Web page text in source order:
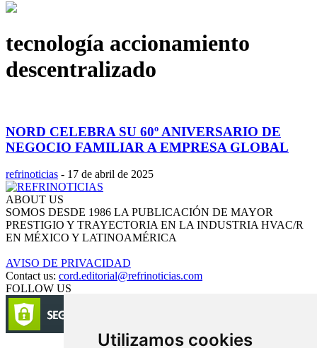
Utilizamos cookies
tecnología accionamiento
descentralizado
NORD CELEBRA SU 60º ANIVERSARIO DE
NEGOCIO FAMILIAR A EMPRESA GLOBAL
refrinoticias - 17 de abril de 2025
ABOUT US
SOMOS DESDE 1986 LA PUBLICACIÓN DE MAYOR
PRESTIGIO Y TRAYECTORIA EN LA INDUSTRIA HVAC/R
EN MÉXICO Y LATINOAMÉRICA
AVISO DE PRIVACIDAD
Contact us: cord.editorial@refrinoticias.com
FOLLOW US